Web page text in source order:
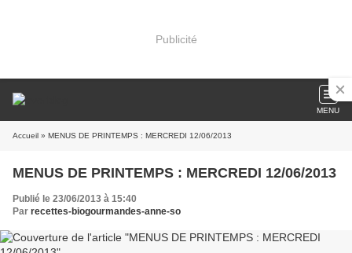
Publicité
MENU
Accueil » MENUS DE PRINTEMPS : MERCREDI 12/06/2013
MENUS DE PRINTEMPS : MERCREDI 12/06/2013
Publié le 23/06/2013 à 15:40
Par recettes-biogourmandes-anne-so